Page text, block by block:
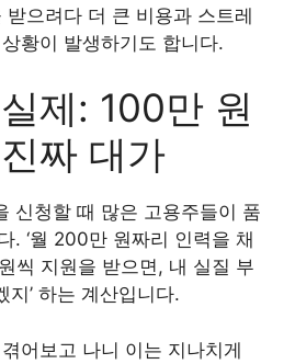
으려다 더 큰 비용과 스트레
황이 발생하기도 합니다.
제: 100만 원
짜 대가
신청할 때 많은 고용주들이 품
. ‘월 200만 원짜리 인력을 채
씩 지원을 받으면, 내 실질 부
’ 하는 계산입니다.
어보고 나니 이는 지나치게